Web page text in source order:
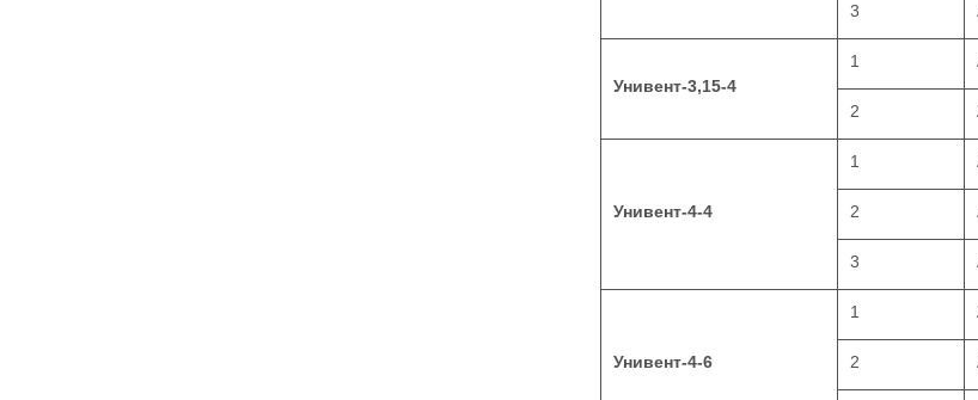
3
Унивент-3,15-4
1
2
Унивент-4-4
1
2
3
Унивент-4-6
1
2